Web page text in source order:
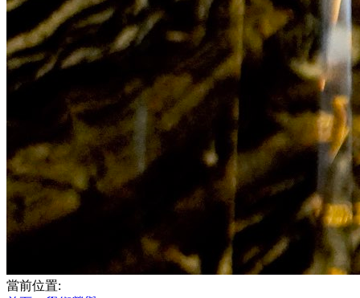
當前位置: